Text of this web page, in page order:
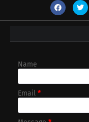
Name
Email *